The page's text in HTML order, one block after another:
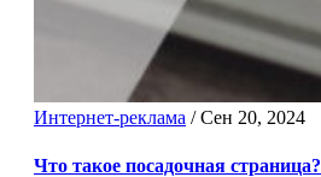
Интернет-реклама /Сен 20, 2024
Что такое посадочная страница?